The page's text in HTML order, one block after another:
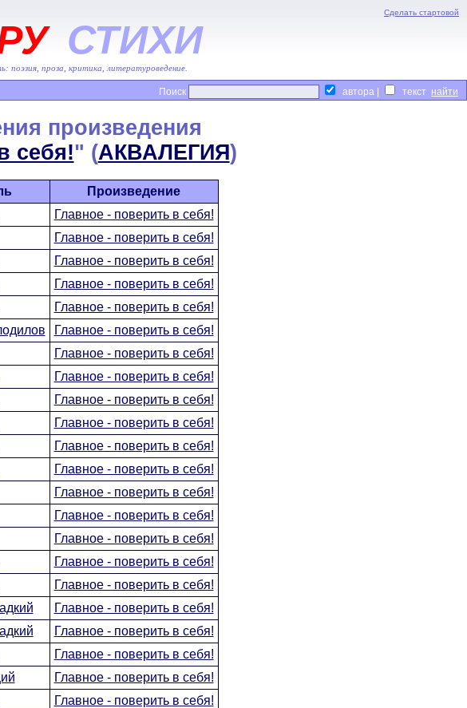
Сделать стартовой
СТИХИ
поэзия, проза, критика, литературоведение.
Поиск автора | текст
произведения
себя!" (АКВАЛЕГИЯ)
Произведение
Главное - поверить в себя!
Главное - поверить в себя!
Главное - поверить в себя!
Главное - поверить в себя!
Главное - поверить в себя!
Главное - поверить в себя!
Главное - поверить в себя!
Главное - поверить в себя!
Главное - поверить в себя!
Главное - поверить в себя!
Главное - поверить в себя!
Главное - поверить в себя!
Главное - поверить в себя!
Главное - поверить в себя!
Главное - поверить в себя!
Главное - поверить в себя!
Главное - поверить в себя!
Главное - поверить в себя!
Главное - поверить в себя!
Главное - поверить в себя!
Главное - поверить в себя!
Главное - поверить в себя!